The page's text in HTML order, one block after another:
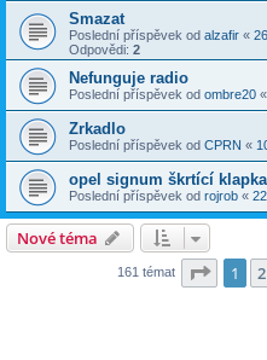
Smazat
Poslední příspěvek od alzafir «
Odpovědi: 2
Nefunguje radio
Poslední příspěvek od ombre20 «
Zrkadlo
Poslední příspěvek od CPRN «
opel signum škrtící klapka
Poslední příspěvek od rojrob «
Nové téma
161 témat Stránka
1 2